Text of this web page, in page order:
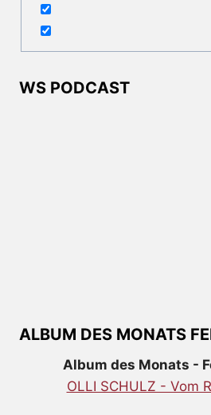
WS PODCAST
ALBUM DES MONATS
Album des Monats -
OLLI SCHULZ - Vom